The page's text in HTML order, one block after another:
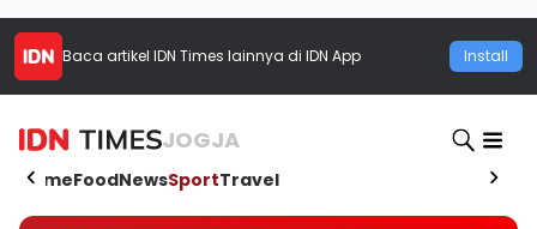
Baca artikel IDN Times lainnya di IDN App Install
JOGJA
HomeFoodNewsSportTravel